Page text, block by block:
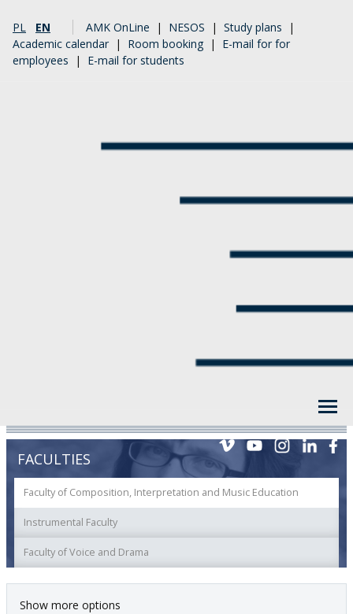
PL EN AMK OnLine | NESOS | Study plans |
Academic calendar | Room booking | E-mail for for
employees | E-mail for students
FACULTIES
Faculty of Composition, Interpretation and Music Education
Instrumental Faculty
Faculty of Voice and Drama
Show more options